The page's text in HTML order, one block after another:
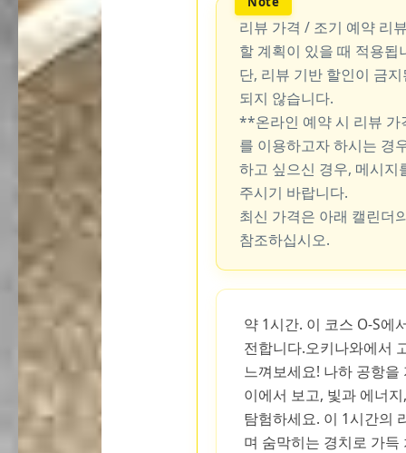
리뷰 가격 / 조기 예약 리
할 계획이 있을 때 적용됩
단, 리뷰 기반 할인이 금
되지 않습니다.
**온라인 예약 시 리뷰 가
를 이용하고자 하시는 경
하고 싶으신 경우, 메시지
주시기 바랍니다.
최신 가격은 아래 캘린더
참조하십시오.
약 1시간. 이 코스 O-S에
전합니다.오키나와에서
느껴보세요! 나하 공항
이에서 보고, 빛과 에너
탐험하세요. 이 1시간의
며 숨막히는 경치로 가득